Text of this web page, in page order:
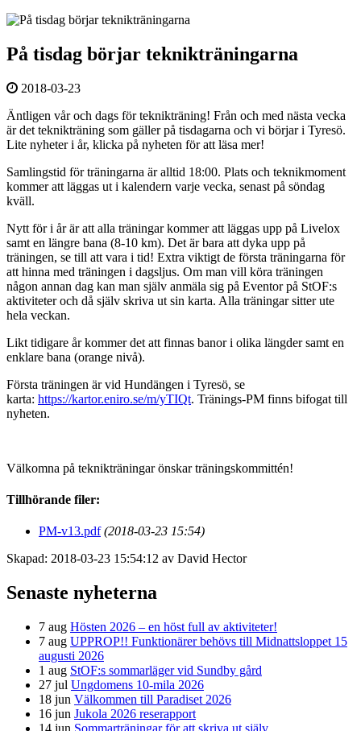
På tisdag börjar teknikträningarna
2018-03-23
Äntligen vår och dags för teknikträning! Från och med nästa vecka
är det teknikträning som gäller på tisdagarna och vi börjar i Tyresö.
Lite nyheter i år, klicka på nyheten för att läsa mer!
Samlingstid för träningarna är alltid 18:00. Plats och teknikmoment
kommer att läggas ut i kalendern varje vecka, senast på söndag
kväll.
Nytt för i år är att alla träningar kommer att läggas upp på Livelox
samt en längre bana (8-10 km). Det är bara att dyka upp på
träningen, se till att vara i tid! Extra viktigt de första träningarna för
att hinna med träningen i dagsljus. Om man vill köra träningen
någon annan dag kan man själv anmäla sig på Eventor på StOF:s
aktiviteter och då själv skriva ut sin karta. Alla träningar sitter ute
hela veckan.
Likt tidigare år kommer det att finnas banor i olika längder samt en
enklare bana (orange nivå).
Första träningen är vid Hundängen i Tyresö, se
karta: https://kartor.eniro.se/m/yTIQt. Tränings-PM finns bifogat till
nyheten.
Välkomna på teknikträningar önskar träningskommittén!
Tillhörande filer:
PM-v13.pdf (2018-03-23 15:54)
Skapad: 2018-03-23 15:54:12 av David Hector
Senaste nyheterna
7 aug Hösten 2026 – en höst full av aktiviteter!
7 aug UPPROP!! Funktionärer behövs till Midnattsloppet 15
augusti 2026
1 aug StOF:s sommarläger vid Sundby gård
27 jul Ungdomens 10-mila 2026
18 jun Välkommen till Paradiset 2026
16 jun Jukola 2026 reserapport
14 jun Sommarträningar för att skriva ut själv